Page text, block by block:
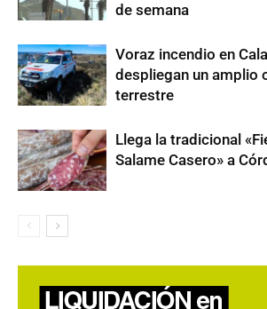
de semana
Voraz incendio en
despliegan un amplio
terrestre
Llega la tradicional
Salame Casero» a